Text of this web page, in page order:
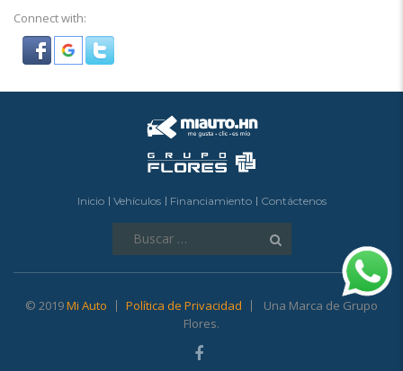
Connect with:
Inicio Vehículos Financiamiento Contáctenos
© 2019Mi Auto Política de Privacidad
Una Marca de Grupo
Flores.